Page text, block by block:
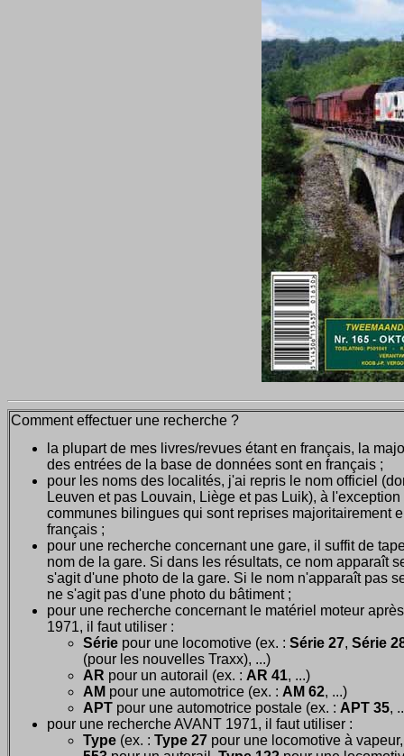
Comment effectuer une recherche ?
la plupart de mes livres/revues étant en français, la
des entrées de la base de données sont en français ;
pour les noms des localités, j'ai repris le nom officiel
Leuven et pas Louvain, Liège et pas Luik), à l'exception
communes bilingues qui sont reprises majoritairement
français ;
pour une recherche concernant une gare, il suffit de
nom de la gare. Si dans les résultats, ce nom apparaît
s'agit d'une photo de la gare. Si le nom n'apparaît pas
ne s'agit pas d'une photo du bâtiment ;
pour une recherche concernant le matériel moteur après
1971, il faut utiliser :
Série pour une locomotive (ex. : Série 27, Série
(pour les nouvelles Traxx), ...)
AR pour un autorail (ex. : AR 41, ...)
AM pour une automotrice (ex. : AM 62, ...)
APT pour une automotrice postale (ex. : APT 35,
pour une recherche AVANT 1971, il faut utiliser :
Type (ex. : Type 27 pour une locomotive à